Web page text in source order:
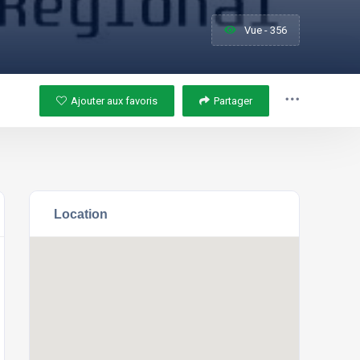
Vue - 356
Ajouter aux favoris Partager
Location